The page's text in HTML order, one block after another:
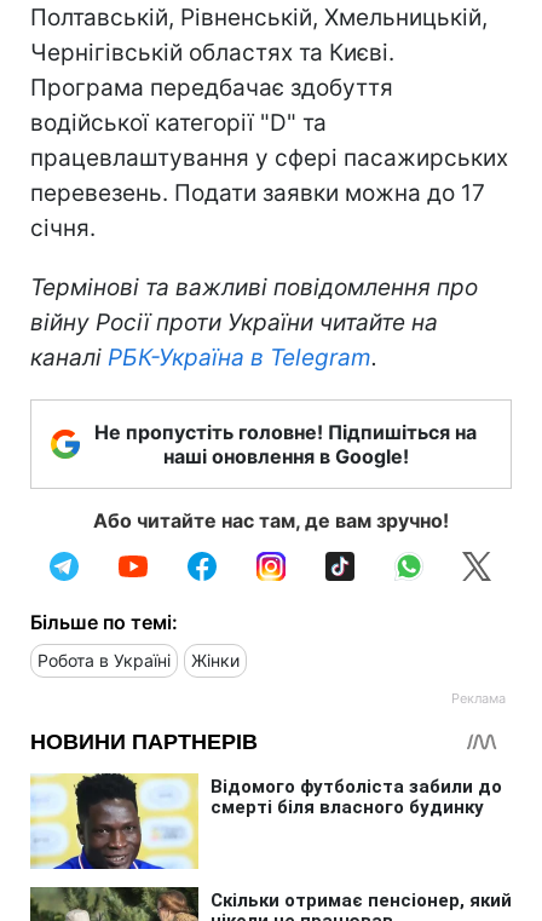
Полтавській, Рівненській, Хмельницькій,
Чернігівській областях та Києві.
Програма передбачає здобуття
водійської категорії "D" та
працевлаштування у сфері пасажирських
перевезень. Подати заявки можна до 17
січня.
Термінові та важливі повідомлення про
війну Росії проти України читайте на
каналі РБК-Україна в Telegram.
Не пропустіть головне! Підпишіться на
наші оновлення в Google!
Або читайте нас там, де вам зручно!
Більше по темі:
Робота в Україні Жінки